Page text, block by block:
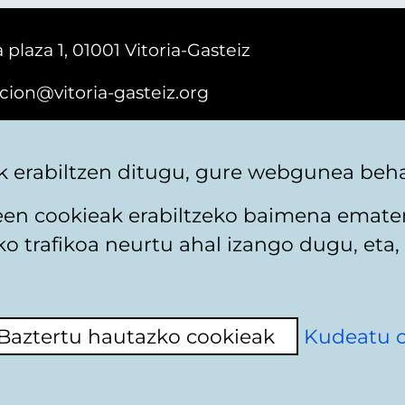
plaza 1, 01001 Vitoria-Gasteiz
gasteiz.org
Erabilerraztasuna
erabiltzen ditugu, gure webgunea
cookieak erabiltzeko baimena
trafikoa neurtu ahal izango dugu,
hautazko cookieak Kudeatu